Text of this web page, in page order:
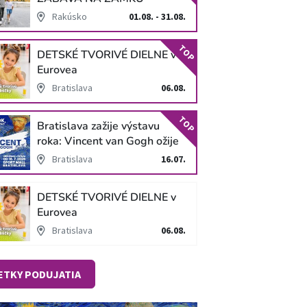
SCHLOSS HOF
Rakúsko 01.08. - 31.08.
DETSKÉ TVORIVÉ DIELNE v
Eurovea
Bratislava 06.08.
TOP
Bratislava zažije výstavu
roka: Vincent van Gogh ožije
v unikátnej imerzívnej šou!
Bratislava 16.07.
TOP
DETSKÉ TVORIVÉ DIELNE v
Eurovea
Bratislava 06.08.
PODUJATIA